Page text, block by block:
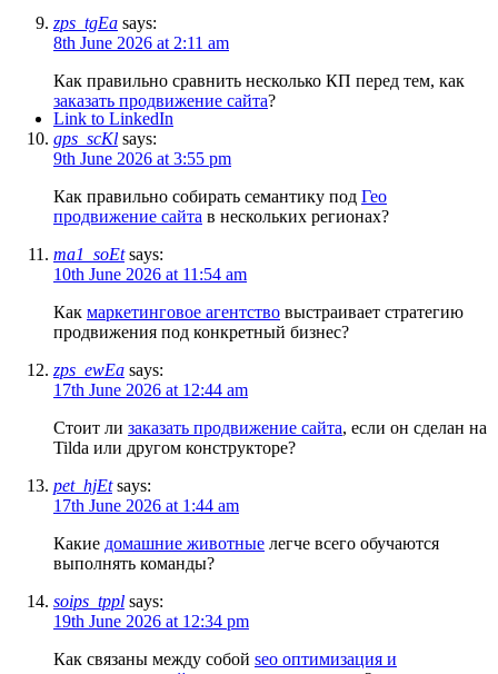
Link to LinkedIn
zps_tgEa says:
8th June 2026 at 2:11 am
Как правильно сравнить несколько КП перед тем, как
заказать продвижение сайта?
gps_scKl says:
9th June 2026 at 3:55 pm
Как правильно собирать семантику под Гео
продвижение сайта в нескольких регионах?
ma1_soEt says:
10th June 2026 at 11:54 am
Как маркетинговое агентство выстраивает стратегию
продвижения под конкретный бизнес?
zps_ewEa says:
17th June 2026 at 12:44 am
Стоит ли заказать продвижение сайта, если он сделан на
Tilda или другом конструкторе?
pet_hjEt says:
17th June 2026 at 1:44 am
Какие домашние животные легче всего обучаются
выполнять команды?
soips_tppl says:
19th June 2026 at 12:34 pm
Как связаны между собой seo оптимизация и